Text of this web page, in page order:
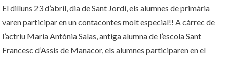
El dilluns 23 d’abril, dia de Sant Jordi, els alumnes de primària
varen participar en un contacontes molt especial!! A càrrec de
l’actriu Maria Antònia Salas, antiga alumna de l’escola Sant
Francesc d’Assís de Manacor, els alumnes participaren en el